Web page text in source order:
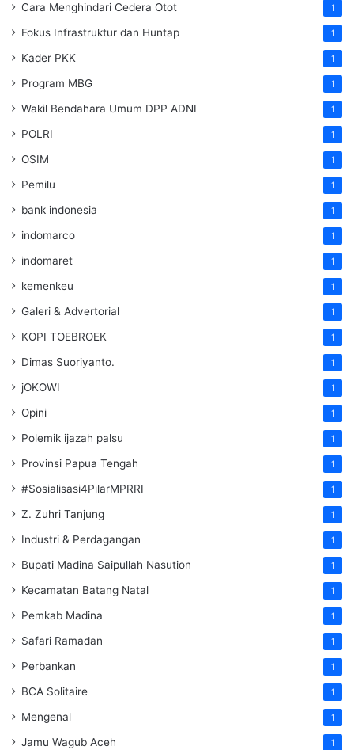
Cara Menghindari Cedera Otot 1
Fokus Infrastruktur dan Huntap 1
Kader PKK 1
Program MBG 1
Wakil Bendahara Umum DPP ADNI 1
POLRI 1
OSIM 1
Pemilu 1
bank indonesia 1
indomarco 1
indomaret 1
kemenkeu 1
Galeri & Advertorial 1
KOPI TOEBROEK 1
Dimas Suoriyanto. 1
jOKOWI 1
Opini 1
Polemik ijazah palsu 1
Provinsi Papua Tengah 1
#Sosialisasi4PilarMPRRI 1
Z. Zuhri Tanjung 1
Industri & Perdagangan 1
Bupati Madina Saipullah Nasution 1
Kecamatan Batang Natal 1
Pemkab Madina 1
Safari Ramadan 1
Perbankan 1
BCA Solitaire 1
Mengenal 1
Jamu Wagub Aceh 1